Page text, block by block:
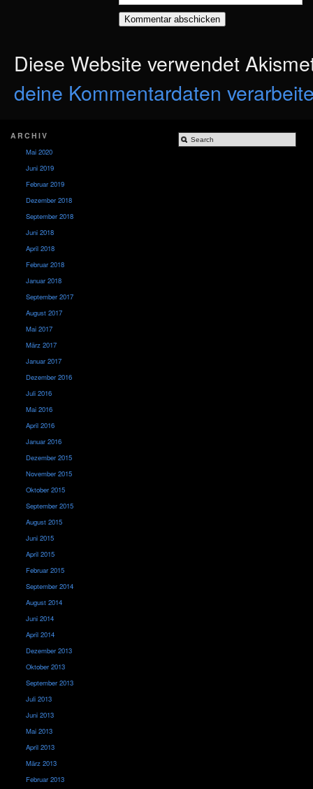
Diese Website verwendet
deine Kommentardaten
ARCHIV
Mai 2020
Juni 2019
Februar 2019
Dezember 2018
September 2018
Juni 2018
April 2018
Februar 2018
Januar 2018
September 2017
August 2017
Mai 2017
März 2017
Januar 2017
Dezember 2016
Juli 2016
Mai 2016
April 2016
Januar 2016
Dezember 2015
November 2015
Oktober 2015
September 2015
August 2015
Juni 2015
April 2015
Februar 2015
September 2014
August 2014
Juni 2014
April 2014
Dezember 2013
Oktober 2013
September 2013
Juli 2013
Juni 2013
Mai 2013
April 2013
März 2013
Februar 2013